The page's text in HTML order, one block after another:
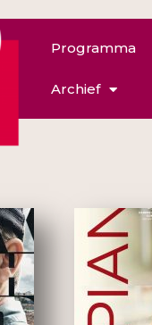
Programma
Archief